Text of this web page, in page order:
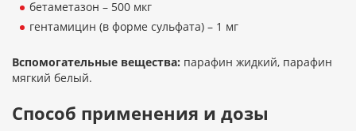
бетаметазон – 500 мкг
гентамицин (в форме сульфата) – 1 мг
Вспомогательные вещества: парафин жидкий, парафин
мягкий белый.
Способ применения и дозы